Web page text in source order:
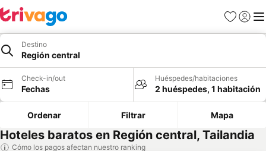
Favoritos
Iniciar
Destino
Región central
Check-in/out
Fechas
Huéspedes/habitaciones
2 huéspedes, 1 habitación
Ordenar Filtrar Mapa
Hoteles baratos en Región central, Tailandia
Cómo los pagos afectan nuestro ranking